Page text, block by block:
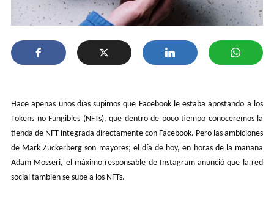
Hace apenas unos días supimos que Facebook le estaba apostando a los
Tokens no Fungibles (NFTs), que dentro de poco tiempo conoceremos la
tienda de NFT integrada directamente con Facebook. Pero las ambiciones
de Mark Zuckerberg son mayores; el día de hoy, en horas de la mañana
Adam Mosseri, el máximo responsable de Instagram anunció que la red
social también se sube a los NFTs.